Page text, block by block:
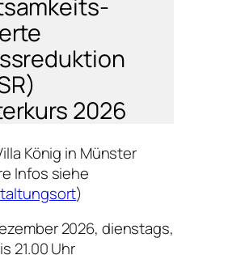
2026
König in Münster
Infos siehe
)
2026, dienstags,
21.00 Uhr